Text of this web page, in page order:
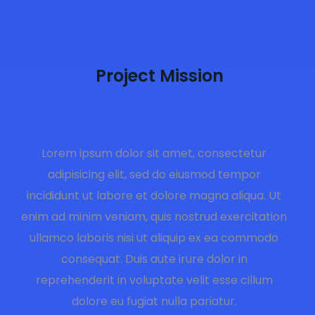
Project Mission
Lorem ipsum dolor sit amet, consectetur
adipisicing elit, sed do eiusmod tempor
incididunt ut labore et dolore magna aliqua. Ut
enim ad minim veniam, quis nostrud exercitation
ullamco laboris nisi ut aliquip ex ea commodo
consequat. Duis aute irure dolor in
reprehenderit in voluptate velit esse cillum
dolore eu fugiat nulla pariatur.